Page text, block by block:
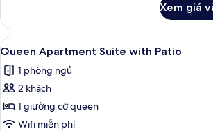
đình,
nhiều
giường
Phòng
dành
gia
đình,
giường
Xem giá
Xem
tất
cả
ảnh
Queen
Apartment
Queen
6
Queen Apartment Suite with Patio
1 phòng ngủ
2 khách
1 giường cỡ queen
Wifi miễn phí